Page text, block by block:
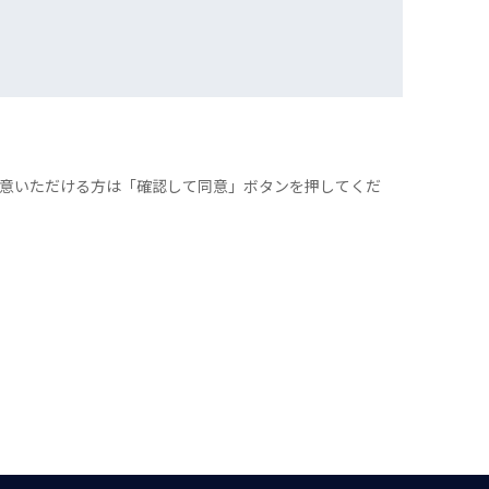
いただける方は「確認して同意」ボタンを押してくだ